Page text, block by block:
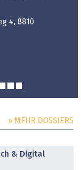
4, 8810
» MEHR DOSSIERS
& Digital